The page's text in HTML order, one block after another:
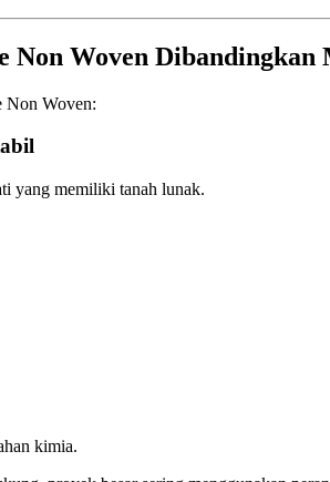
Non Woven
Non Woven:
yang memiliki tanah lunak.
kimia.